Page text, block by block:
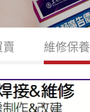
維修保養